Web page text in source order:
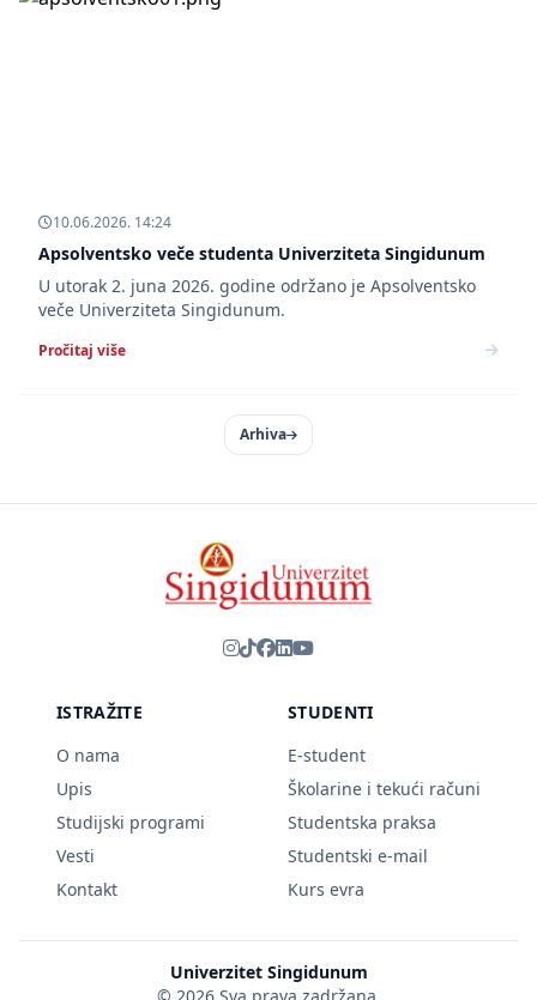
10.06.2026. 14:24
Apsolventsko veče studenta Univerziteta Singidunum
U utorak 2. juna 2026. godine održano je Apsolventsko
veče Univerziteta Singidunum.
Pročitaj više
Arhiva
ISTRAŽITE
O nama
Upis
Studijski programi
Vesti
Kontakt
STUDENTI
E-student
Školarine i tekući računi
Studentska praksa
Studentski e-mail
Kurs evra
Univerzitet Singidunum